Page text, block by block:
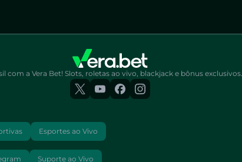
com a Vera Bet! Slots, roletas ao vivo, blackjack e bônus
Esportes ao Vivo
Suporte ao Vivo